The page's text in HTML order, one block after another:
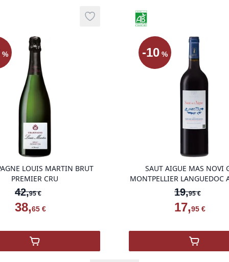
in cart, view bag
%
LOUIS MARTIN BRUT
PREMIER CRU
42,95 €
38,65 €
Add to wishlist
,LOUIS MARTIN BRUT PREMIER CRU
Agriculture Biologique
-10 %
SAUT AIGUE MAS NOVI
MONTPELLIER LANGUEDOC
19,95 €
17,95 €
,SAUT